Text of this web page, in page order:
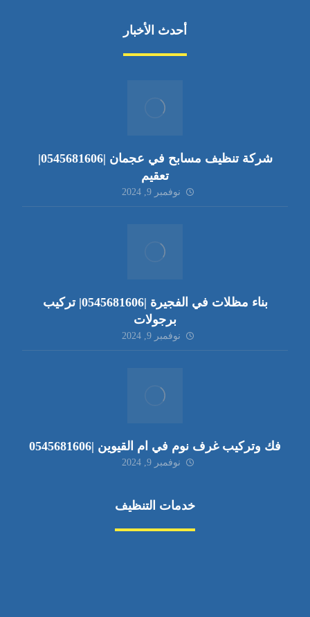
أحدث الأخبار
شركة تنظيف مسابح في عجمان |0545681606|
تعقيم
نوفمبر 9, 2024
بناء مظلات في الفجيرة |0545681606| تركيب
برجولات
نوفمبر 9, 2024
فك وتركيب غرف نوم في ام القيوين |0545681606
نوفمبر 9, 2024
خدمات التنظيف